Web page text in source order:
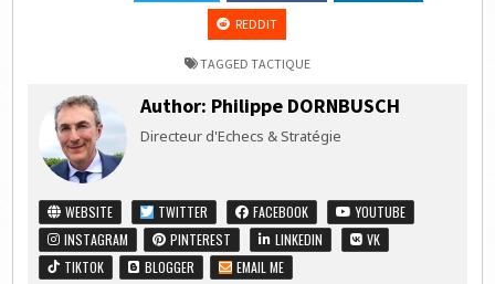
REDDIT
TAGGED TACTIQUE
Author: Philippe DORNBUSCH
Directeur d'Echecs & Stratégie
WEBSITE TWITTER FACEBOOK
YOUTUBE
INSTAGRAM
PINTEREST LINKEDIN
VK
TIKTOK
BLOGGER EMAIL ME